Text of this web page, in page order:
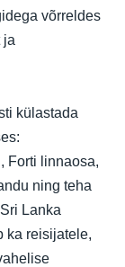
võrreldes
ja
külastada
Forti linnaosa,
ning teha
Lanka
ka reisijatele,